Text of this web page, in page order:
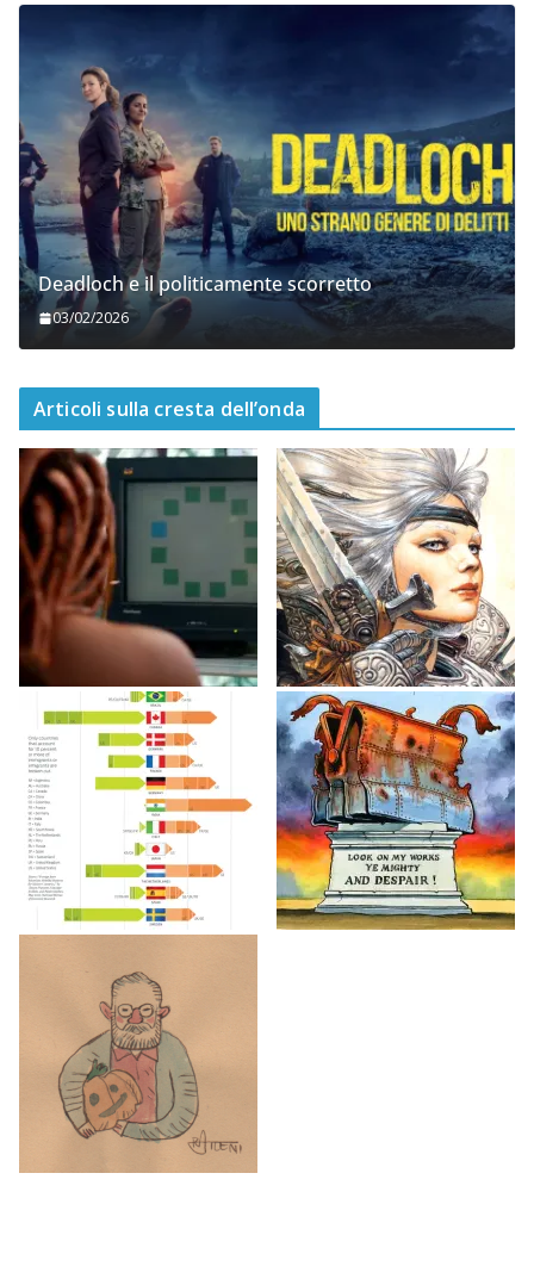
Deadloch e il politicamente scorretto
03/02/2026
Articoli sulla cresta dell’onda